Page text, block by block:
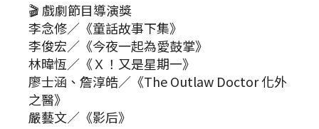
🎬 戲劇節目導演獎
李念修／《童話故事下集》
李俊宏／《今夜一起為愛鼓掌》
林暐恆／《Ｘ！又是星期一》
廖士涵、詹淳皓／《The Outlaw Doctor 化外
之醫》
嚴藝文／《影后》